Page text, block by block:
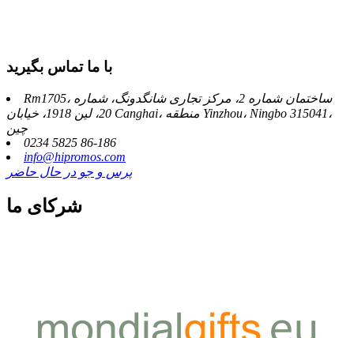
با ما تماس بگیرید
Rm1705، ساختمان شماره 2، مرکز تجاری شانگدونگ، شماره
20، لین 1918، خیابان Canghai، منطقه Yinzhou، Ningbo 315041،
چین
0234 5825 86-186
info@hipromos.com
پرس و جو در حال حاضر
شرکای ما